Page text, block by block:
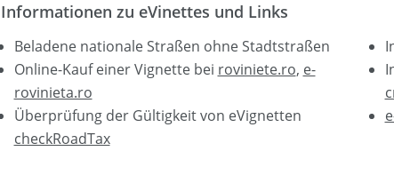
Informationen zu eVinettes und Links
Beladene nationale Straßen ohne Stadtstraßen
Online-Kauf einer Vignette bei roviniete.ro, e-
rovinieta.ro
Überprüfung der Gültigkeit von eVignetten
checkRoadTax